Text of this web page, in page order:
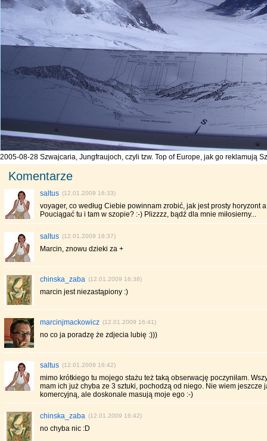
2005-08-28 Szwajcaria, Jungfraujoch, czyli tzw. Top of Europe, jak go reklamują
Komentarze
saltus (12.01.2009 16:33)
voyager, co według Ciebie powinnam zrobić, jak jest prosty horyzont
Pouciągać tu i tam w szopie? :-) Plizzzz, bądź dla mnie miłosierny...
saltus (12.01.2009 16:37)
Marcin, znowu dzieki za +
chinska_zaba (12.01.2009 16:38)
marcin jest niezastąpiony :)
marcinjmackowicz (12.01.2009 16:41)
no co ja poradzę że zdjecia lubię :)))
saltus (12.01.2009 16:42)
mimo krótkiego tu mojego stażu też taką obserwację poczyniłam.
mam ich już chyba ze 3 sztuki, pochodzą od niego. Nie wiem jeszcze
komercyjną, ale doskonale masują moje ego :-)
chinska_zaba (12.01.2009 16:42)
no chyba nic :D